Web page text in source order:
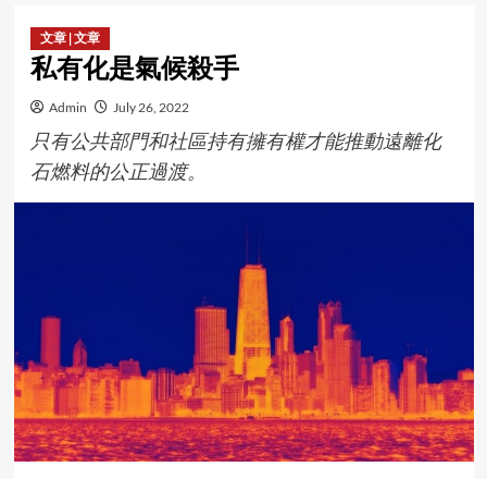
文章 | 文章
私有化是氣候殺手
Admin July 26, 2022
只有公共部門和社區持有擁有權才能推動遠離化
石燃料的公正過渡。